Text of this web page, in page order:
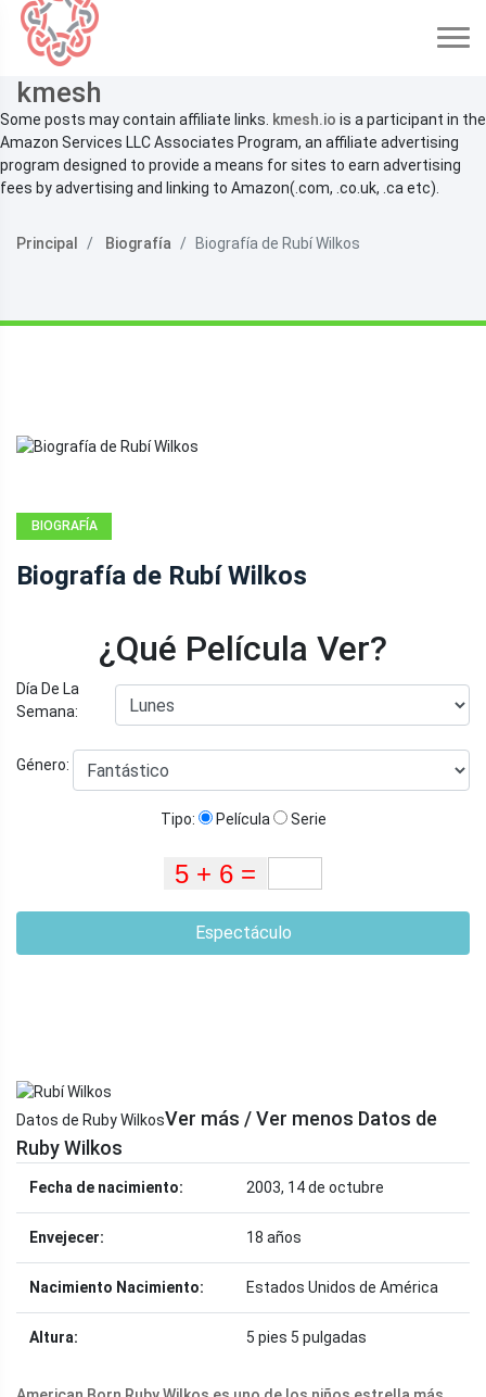
kmesh
Some posts may contain affiliate links. kmesh.io is a participant in the
Amazon Services LLC Associates Program, an affiliate advertising
program designed to provide a means for sites to earn advertising
fees by advertising and linking to Amazon(.com, .co.uk, .ca etc).
Principal Biografía Biografía de Rubí Wilkos
BIOGRAFÍA
Biografía de Rubí Wilkos
¿Qué Película Ver?
Día De La
Semana:
Género:
Tipo: Película Serie
Espectáculo
Datos de Ruby WilkosVer más / Ver menos Datos de
Ruby Wilkos
Fecha de nacimiento: 2003, 14 de octubre
Envejecer: 18 años
Nacimiento Nacimiento: Estados Unidos de América
Altura: 5 pies 5 pulgadas